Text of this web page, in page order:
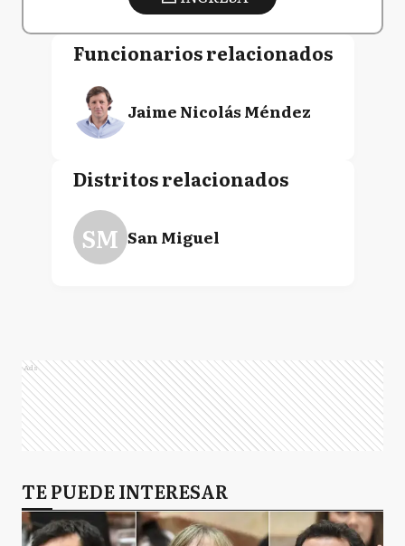
Funcionarios relacionados
Jaime Nicolás Méndez
Distritos relacionados
SM San Miguel
Ads
TE PUEDE INTERESAR